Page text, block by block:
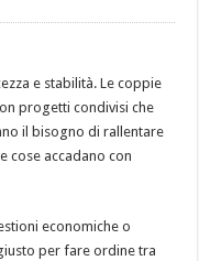
e stabilità. Le coppie
progetti condivisi che
il bisogno di rallentare
cose accadano con
economiche o
per fare ordine tra